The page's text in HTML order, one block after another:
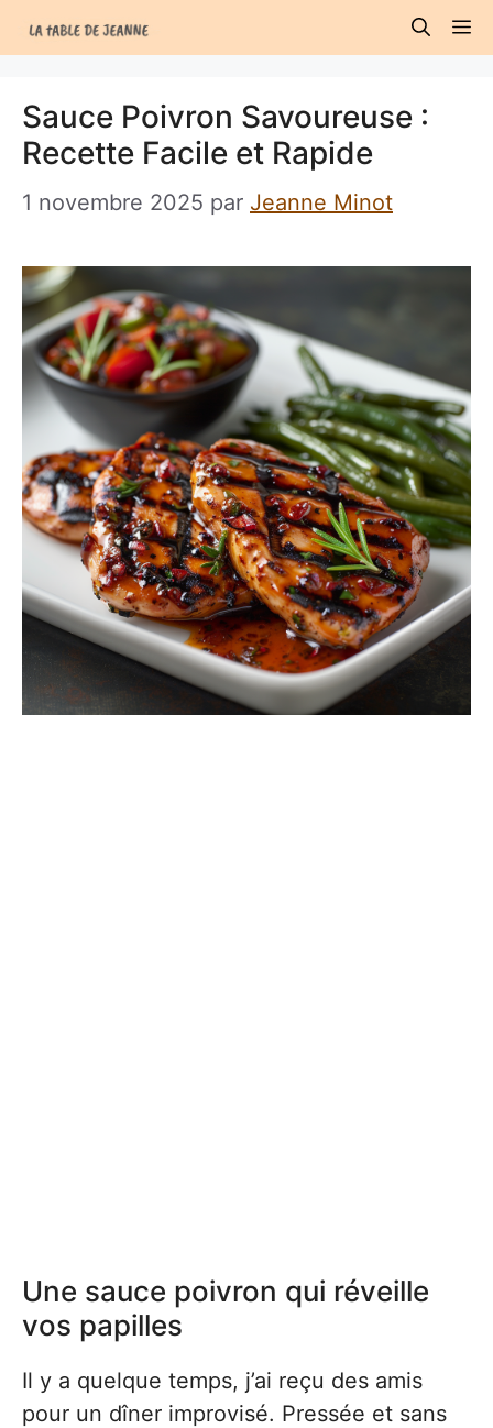
au
Sauce Poivron Savoureuse :
Recette Facile et Rapide
1 novembre 2025 par Jeanne Minot
Une sauce poivron qui réveille
vos papilles
Il y a quelque temps, j’ai reçu des amis
pour un dîner improvisé. Pressée et sans